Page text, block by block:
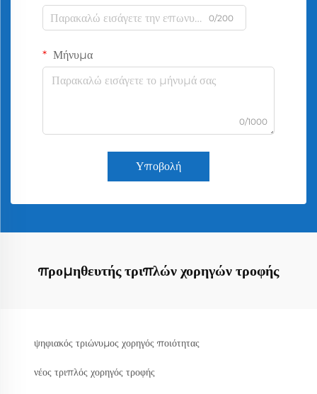
0/200
Μήνυμα
0/1000
Υποβολή
προμηθευτής τριπλών χορηγών τροφής
ψηφιακός τριώνυμος χορηγός ποιότητας
νέος τριπλός χορηγός τροφής